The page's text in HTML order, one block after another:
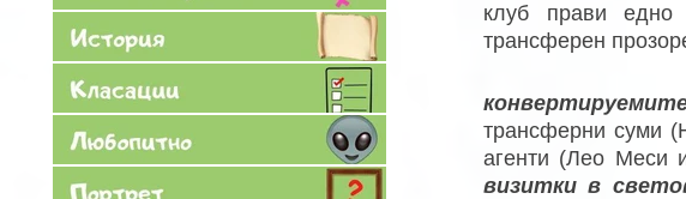
клуб прави
трансферен
трансферни суми
агенти (Лео Меси
визитки в